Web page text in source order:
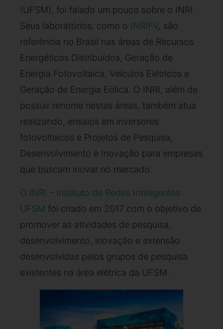
(UFSM), foi falado um pouco sobre o INRI.
Seus laboratórios, como o INRIFV, são
referência no Brasil nas áreas de Recursos
Energéticos Distribuídos, Geração de
Energia Fotovoltaica, Veículos Elétricos e
Geração de Energia Eólica. O INRI, além de
possuir renome nestas áreas, também atua
realizando, ensaios em inversores
fotovoltaicos e Projetos de Pesquisa,
Desenvolvimento e Inovação para empresas
que buscam inovar no mercado.
O INRI – Instituto de Redes Inteligentes
UFSM foi criado em 2017 com o objetivo de
promover as atividades de pesquisa,
desenvolvimento, inovação e extensão
desenvolvidas pelos grupos de pesquisa
existentes na área elétrica da UFSM.